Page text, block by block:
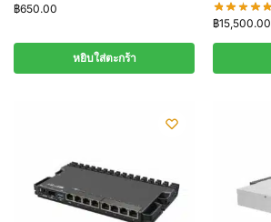
฿650.00
หยิบใส่ตะกร้า
฿15,500.00